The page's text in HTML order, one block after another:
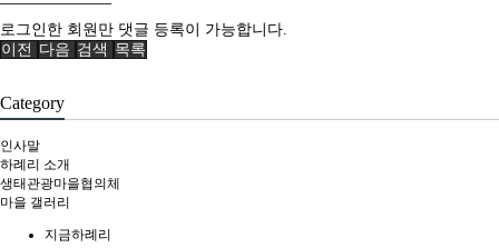
로그인한 회원만 댓글 등록이 가능합니다.
이전 다음 검색 목록
Category
인사말
하례리 소개
생태관광마을협의체
마을 갤러리
지금하례리